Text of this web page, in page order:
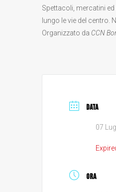
Spettacoli, mercatini
lungo le vie del centro.
Organizzato da CCN
DATA
07
ORA